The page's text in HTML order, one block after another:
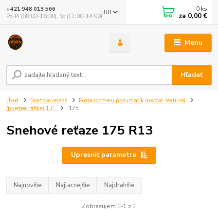
Menu
EUR
Hľadať
+421 948 013 566
Po-Pi (08:00-16:00), So (11:00-14:00)
0 ks
za 0,00 €
Úvod Snehové reťaze
Podľa rozmeru pneumatík (kovové, textilné)
(priemer ráfika) 13''
175
Snehové reťaze 175 R13
Upresniť parametre
Najnovšie Najlacnejšie Najdrahšie
Zobrazujem 1-1 z 1